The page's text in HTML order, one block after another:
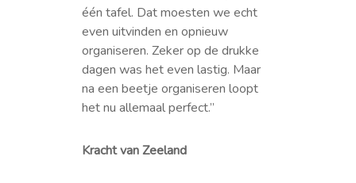
één tafel. Dat moesten we echt
even uitvinden en opnieuw
organiseren. Zeker op de drukke
dagen was het even lastig. Maar
na een beetje organiseren loopt
het nu allemaal perfect.”
Kracht van Zeeland